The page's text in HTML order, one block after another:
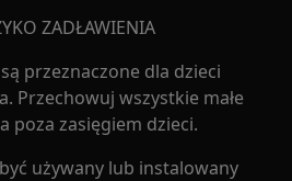
ZADŁAWIENIA
przeznaczone dla dzieci
Przechowuj wszystkie małe
poza zasięgiem dzieci.
używany lub instalowany